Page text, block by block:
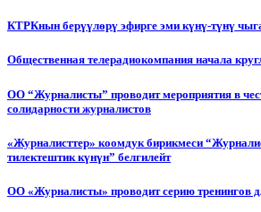
КТРКнын берүүлөрү эфирге эми күнү-түнү
Общественная телерадиокомпания начала
ОО “Журналисты” проводит мероприятия в
солидарности журналистов
«Журналисттер» коомдук бирикмеси
тилектештик күнүн” белгилейт
ОО «Журналисты» проводит серию тренингов